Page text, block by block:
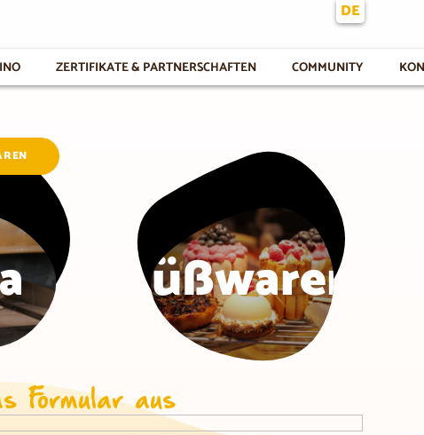
DE
ZERTIFIKATE & PARTNERSCHAFTEN COMMUNITY
Süßwaren
Formular aus